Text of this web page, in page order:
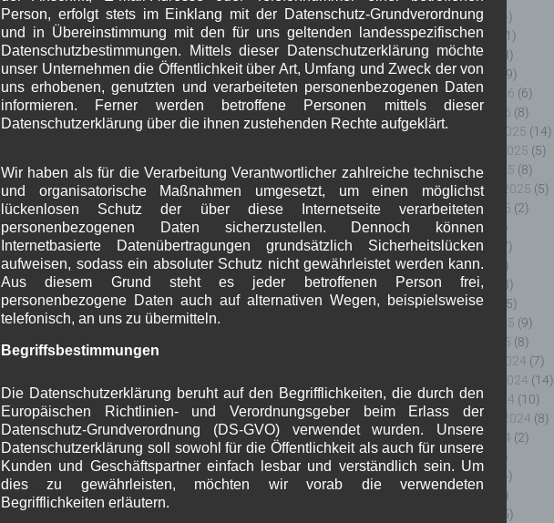
Juni 2026
(4)
Mai 2026
(11)
April 2026
(8)
März 2026
(9)
Februar 2026 (6)
Januar 2026 (8)
Dezember 2025 (14)
November 2025 (5)
Oktober 2025 (8)
September 2025 (5)
August 2025 (2)
Juli 2025
(9)
Juni 2025
(7)
Mai 2025
(3)
April 2025
(8)
März 2025
(5)
Februar 2025 (9)
Januar 2025 (8)
Dezember 2024 (7)
November 2024 (14)
Oktober 2024 (10)
September 2024 (8)
August 2024 (2)
Juli 2024
(9)
Juni 2024
(4)
(4)
(5)
Person, erfolgt stets im Einklang mit der Datenschutz-Grundverordnung
und in Übereinstimmung mit den für uns geltenden landesspezifischen
Datenschutzbestimmungen. Mittels dieser Datenschutzerklärung möchte
unser Unternehmen die Öffentlichkeit über Art, Umfang und Zweck der von
uns erhobenen, genutzten und verarbeiteten personenbezogenen Daten
informieren. Ferner werden betroffene Personen mittels dieser
Datenschutzerklärung über die ihnen zustehenden Rechte aufgeklärt.
Wir haben als für die Verarbeitung Verantwortlicher zahlreiche technische
und organisatorische Maßnahmen umgesetzt, um einen möglichst
lückenlosen Schutz der über diese Internetseite verarbeiteten
personenbezogenen Daten sicherzustellen. Dennoch können
Internetbasierte Datenübertragungen grundsätzlich Sicherheitslücken
aufweisen, sodass ein absoluter Schutz nicht gewährleistet werden kann.
Aus diesem Grund steht es jeder betroffenen Person frei,
personenbezogene Daten auch auf alternativen Wegen, beispielsweise
telefonisch, an uns zu übermitteln.
Begriffsbestimmungen
Die Datenschutzerklärung beruht auf den Begrifflichkeiten, die durch den
Europäischen Richtlinien- und Verordnungsgeber beim Erlass der
Datenschutz-Grundverordnung (DS-GVO) verwendet wurden. Unsere
Datenschutzerklärung soll sowohl für die Öffentlichkeit als auch für unsere
Kunden und Geschäftspartner einfach lesbar und verständlich sein. Um
dies zu gewährleisten, möchten wir vorab die verwendeten
Begrifflichkeiten erläutern.